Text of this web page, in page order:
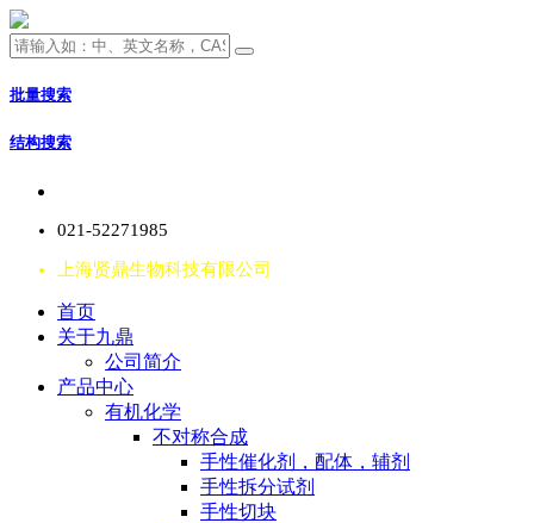
批量搜索
结构搜索
021-52271985
上海贤鼎生物科技有限公司
首页
关于九鼎
公司简介
产品中心
有机化学
不对称合成
手性催化剂，配体，辅剂
手性拆分试剂
手性切块